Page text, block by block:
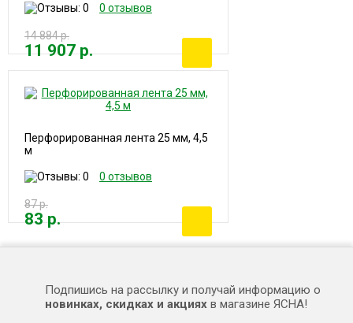
0 отзывов
14 884 р.
11 907 р.
Перфорированная лента 25 мм, 4,5
м
0 отзывов
87 р.
83 р.
Подпишись на рассылку и получай информацию о
новинках, скидках и акциях в магазине ЯСНА!